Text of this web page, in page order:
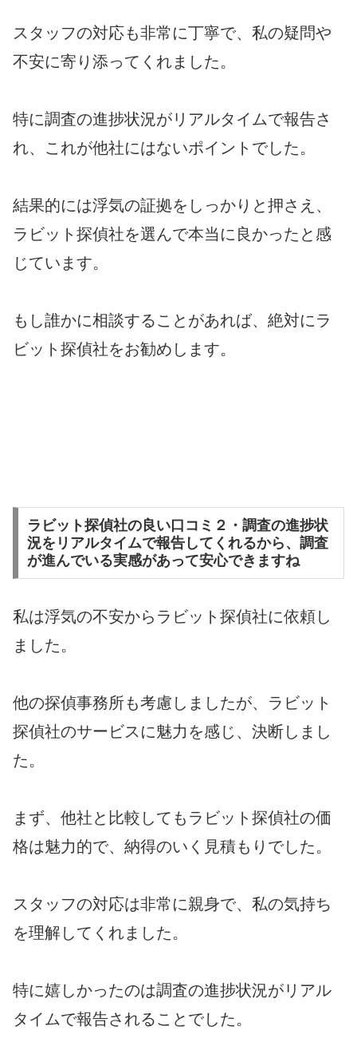
スタッフの対応も非常に丁寧で、私の疑問や
不安に寄り添ってくれました。
特に調査の進捗状況がリアルタイムで報告さ
れ、これが他社にはないポイントでした。
結果的には浮気の証拠をしっかりと押さえ、
ラビット探偵社を選んで本当に良かったと感
じています。
もし誰かに相談することがあれば、絶対にラ
ビット探偵社をお勧めします。
ラビット探偵社の良い口コミ２・調査の進捗状
況をリアルタイムで報告してくれるから、調査
が進んでいる実感があって安心できますね
私は浮気の不安からラビット探偵社に依頼し
ました。
他の探偵事務所も考慮しましたが、ラビット
探偵社のサービスに魅力を感じ、決断しまし
た。
まず、他社と比較してもラビット探偵社の価
格は魅力的で、納得のいく見積もりでした。
スタッフの対応は非常に親身で、私の気持ち
を理解してくれました。
特に嬉しかったのは調査の進捗状況がリアル
タイムで報告されることでした。